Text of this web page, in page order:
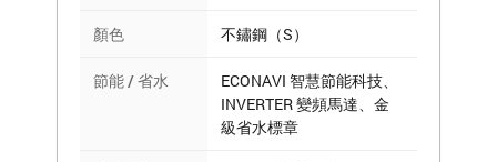
顏色 不鏽鋼（S）
節能 / 省水
ECONAVI 智慧節能科技、
INVERTER 變頻馬達、金
級省水標章